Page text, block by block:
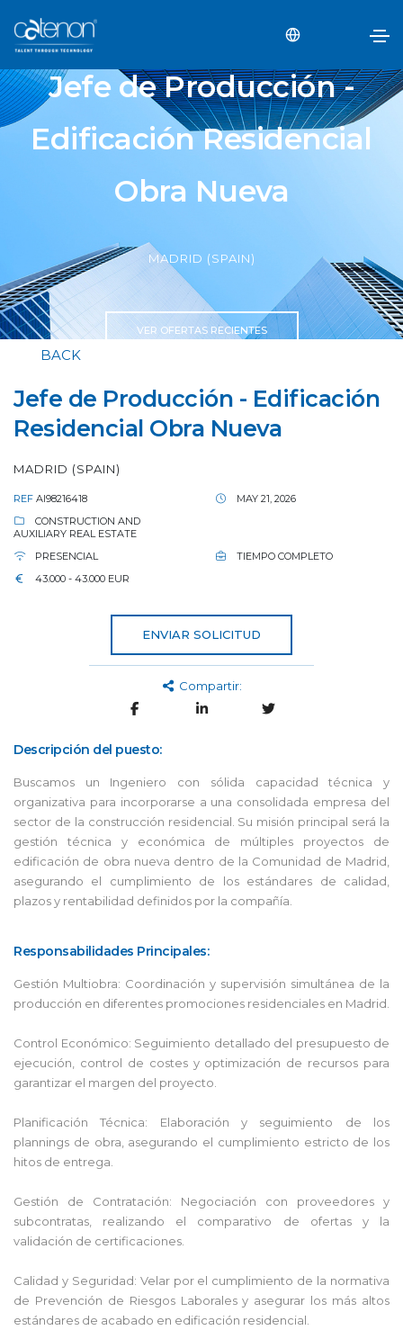
Jefe de Producción -
Edificación Residencial
Obra Nueva
MADRID (SPAIN)
VER OFERTAS RECIENTES
BACK
Jefe de Producción - Edificación
Residencial Obra Nueva
MADRID (SPAIN)
REF AI98216418
MAY 21, 2026
CONSTRUCTION AND
AUXILIARY REAL ESTATE
PRESENCIAL
TIEMPO COMPLETO
43.000 - 43.000 EUR
ENVIAR SOLICITUD
Compartir:
Descripción del puesto:
Buscamos un Ingeniero con sólida capacidad técnica y
organizativa para incorporarse a una consolidada empresa del
sector de la construcción residencial. Su misión principal será la
gestión técnica y económica de múltiples proyectos de
edificación de obra nueva dentro de la Comunidad de Madrid,
asegurando el cumplimiento de los estándares de calidad,
plazos y rentabilidad definidos por la compañía.
Responsabilidades Principales:
Gestión Multiobra: Coordinación y supervisión simultánea de la
producción en diferentes promociones residenciales en Madrid.
Control Económico: Seguimiento detallado del presupuesto de
ejecución, control de costes y optimización de recursos para
garantizar el margen del proyecto.
Planificación Técnica: Elaboración y seguimiento de los
plannings de obra, asegurando el cumplimiento estricto de los
hitos de entrega.
Gestión de Contratación: Negociación con proveedores y
subcontratas, realizando el comparativo de ofertas y la
validación de certificaciones.
Calidad y Seguridad: Velar por el cumplimiento de la normativa
de Prevención de Riesgos Laborales y asegurar los más altos
estándares de acabado en edificación residencial.